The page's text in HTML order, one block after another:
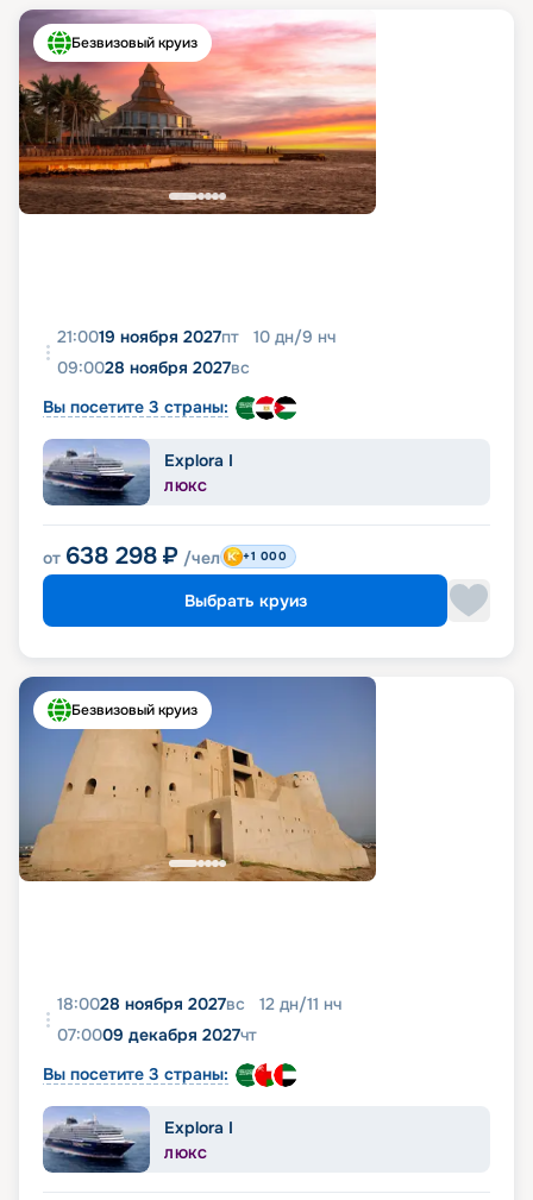
Безвизовый круиз
21:0019 ноября 2027пт 10 дн/9 нч
09:0028 ноября 2027вс
Вы посетите 3 страны:
Explora I
ЛЮКС
от 638 298 ₽ /чел +1 000
Выбрать круиз
Безвизовый круиз
18:0028 ноября 2027вс 12 дн/11 нч
07:0009 декабря 2027чт
Вы посетите 3 страны:
Explora I
ЛЮКС